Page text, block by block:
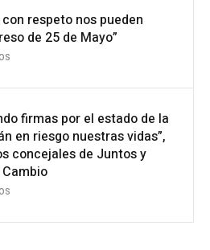
respeto nos pueden
de 25 de Mayo”
firmas por el estado de la
en riesgo nuestras vidas”,
concejales de Juntos y